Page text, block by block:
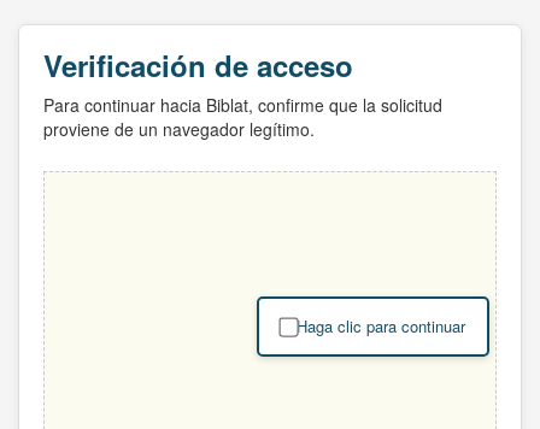
Verificación de acceso
Para continuar hacia Biblat, confirme que la solicitud
proviene de un navegador legítimo.
Haga clic para continuar